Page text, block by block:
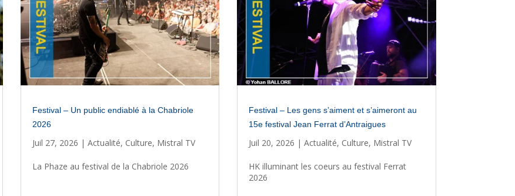
Festival – Un public endiablé à la Chabriole
2026
Juil 27, 2026 | Actualité, Culture, Mistral TV
La Phaze au festival de la Chabriole 2026
Festival – Les gens s’aiment et s’aimeront au
15e festival Jean Ferrat d’Antraigues
Juil 20, 2026 |Actualité, Culture, Mistral TV
HK illuminant les coeurs au festival Ferrat
2026